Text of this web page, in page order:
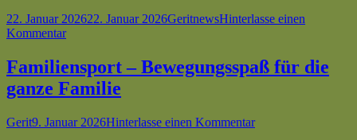
Veröffentlicht
am
22. Januar 202622. Januar 2026Autor
GeritKategorien
newsHinterlasse einen
Kommentarzu
Sportcamp
in
den
Familiensport – Bewegungsspaß für die
ganze Familie
Autor
GeritVeröffentlicht
9. Januar 2026Hinterlasse einen Kommentarzu